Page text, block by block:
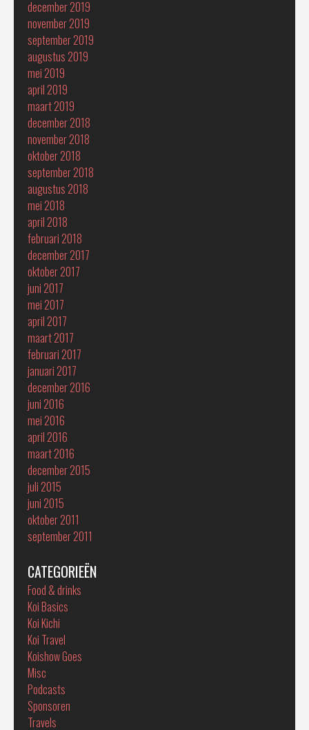
december 2019
november 2019
september 2019
augustus 2019
mei 2019
april 2019
maart 2019
december 2018
november 2018
oktober 2018
september 2018
augustus 2018
mei 2018
april 2018
februari 2018
december 2017
oktober 2017
juni 2017
mei 2017
april 2017
maart 2017
februari 2017
januari 2017
december 2016
juni 2016
mei 2016
april 2016
maart 2016
december 2015
juli 2015
juni 2015
oktober 2011
september 2011
CATEGORIEËN
Food & drinks
Koi Basics
Koi Kichi
Koi Travel
Koishow Goes
Misc
Podcasts
Sponsoren
Travels